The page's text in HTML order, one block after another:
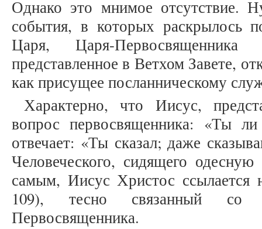
Однако это мнимое отсутствие.
события, в которых раскрылось
Царя, Царя-
представленное в Ветхом Завете,
как присущее посланническому
Характерно, что Иисус,
вопрос первосвященника: «Ты
отвечает: «Ты сказал; даже
Человеческого, сидящего
самым, Иисус Христос ссылается
109), тесно связанный со
Первосвященника.